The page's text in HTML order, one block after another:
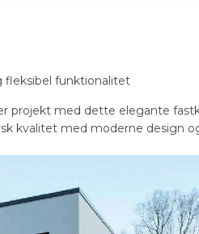
fleksibel funktionalitet
projekt med dette elegante
kvalitet med moderne design